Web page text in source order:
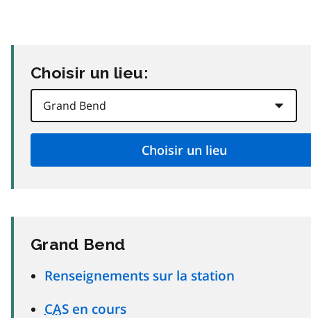
Choisir un lieu:
Grand Bend
Renseignements sur la station
CAS en cours